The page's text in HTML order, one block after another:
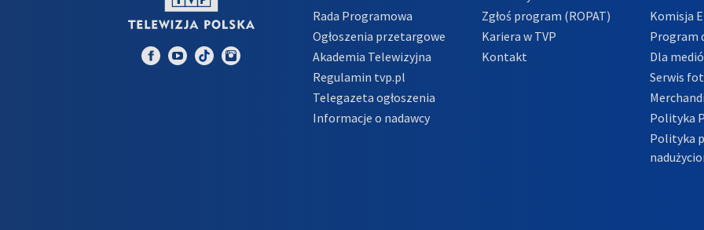
Rada Programowa
Ogłoszenia przetargowe
Akademia Telewizyjna
Regulamin tvp.pl
Telegazeta ogłoszenia
Informacje o nadawcy
Zgłoś program (ROPAT)
Kariera w TVP
Kontakt
Komisja
Program
Dla
Serwis
Polityka
Polityka